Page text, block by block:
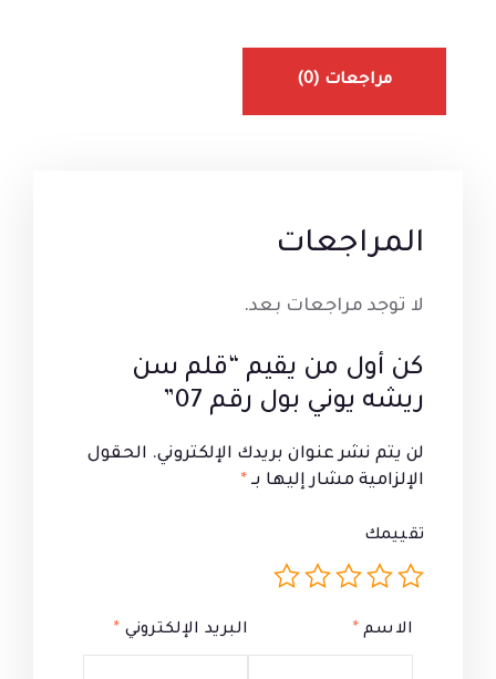
مراجعات (0)
المراجعات
لا توجد مراجعات بعد.
كن أول من يقيم “قلم سن
ريشه يوني بول رقم 07”
لن يتم نشر عنوان بريدك الإلكتروني. الحقول
الإلزامية مشار إليها بـ *
تقييمك
الاسم * البريد الإلكتروني *